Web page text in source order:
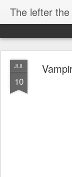
The lefter
JUL
10